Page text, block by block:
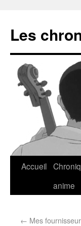
Les
Accueil
anime
← Mes